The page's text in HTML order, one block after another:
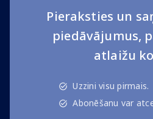
Pieraksties un
piedāvājumus,
atlaižu
Uzzini visu pirmais.
Abonēšanu var